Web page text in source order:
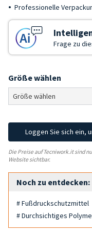
Professionelle
Frage zu
Größe wählen
Loggen Sie sich ein,
Die Preise auf Tecniwork.it sind
Website sichtbar.
Noch zu entdecken:
# Fußdruckschutzmittel
# Durchsichtiges